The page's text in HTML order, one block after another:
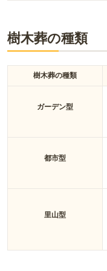
樹木葬の種類
樹木葬の種類
ガーデン型
都市型
里山型